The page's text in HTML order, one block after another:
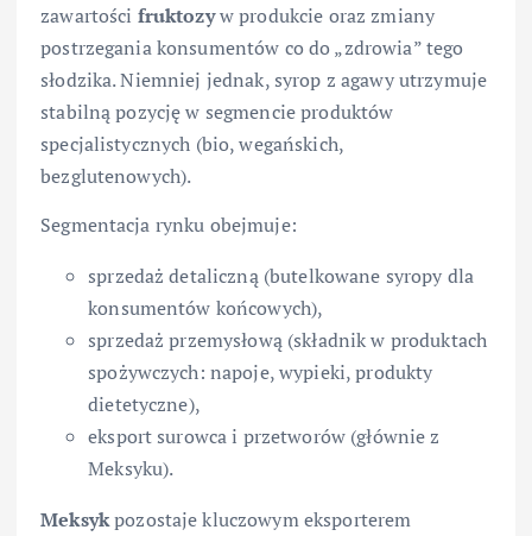
zawartości fruktozyw produkcie oraz zmiany
postrzegania konsumentów co do „zdrowia” tego
słodzika. Niemniej jednak, syrop z agawy utrzymuje
stabilną pozycję w segmencie produktów
specjalistycznych (bio, wegańskich,
bezglutenowych).
Segmentacja rynku obejmuje:
sprzedaż detaliczną (butelkowane syropy dla
konsumentów końcowych),
sprzedaż przemysłową (składnik w produktach
spożywczych: napoje, wypieki, produkty
dietetyczne),
eksport surowca i przetworów (głównie z
Meksyku).
Meksykpozostaje kluczowym eksporterem